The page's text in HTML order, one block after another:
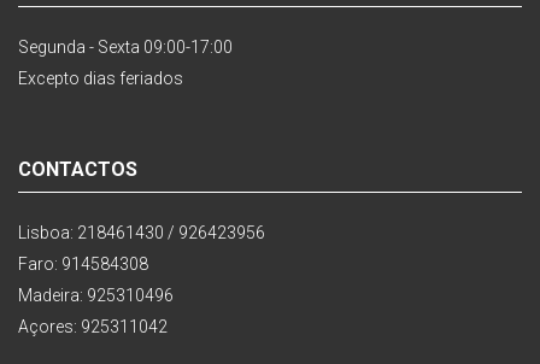
Segunda - Sexta 09:00-17:00
Excepto dias feriados
CONTACTOS
Lisboa: 218461430 / 926423956
Faro: 914584308
Madeira: 925310496
Açores: 925311042